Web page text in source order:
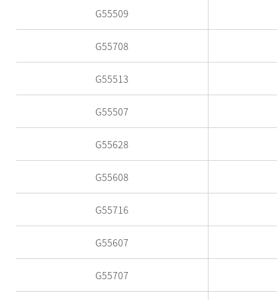
G55509
G55708
G55513
G55507
G55628
G55608
G55716
G55607
G55707